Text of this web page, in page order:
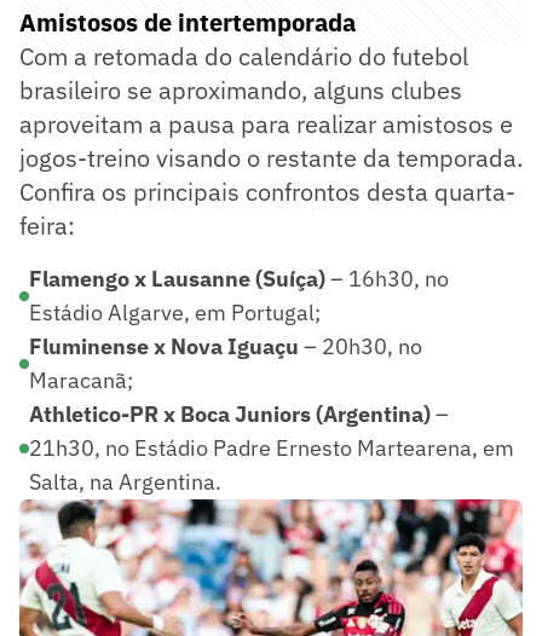
Amistosos de intertemporada
Com a retomada do calendário do futebol
brasileiro se aproximando, alguns clubes
aproveitam a pausa para realizar amistosos e
jogos-treino visando o restante da temporada.
Confira os principais confrontos desta quarta-
feira:
Flamengo x Lausanne (Suíça)– 16h30, no
Estádio Algarve, em Portugal;
Fluminense x Nova Iguaçu – 20h30, no
Maracanã;
Athletico-PR x Boca Juniors (Argentina)–
21h30, no Estádio Padre Ernesto Martearena, em
Salta, na Argentina.